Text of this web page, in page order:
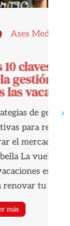
 0
éxito
y
de
tras
ideal